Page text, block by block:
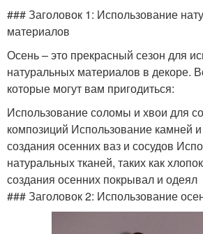
### Заголовок 1: Использование
материалов
Осень – это прекрасный сезон для
натуральных материалов в декоре.
которые могут вам пригодиться:
Использование соломы и хвои для
композиций Использование камней
создания осенних ваз и сосудов
натуральных тканей, таких как
создания осенних покрывал и одеял
### Заголовок 2: Использование